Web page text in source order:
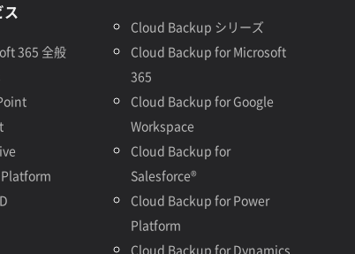
ス
365 全般
Cloud Backup シリーズ
Cloud Backup for Microsoft
365
Cloud Backup for Google
Workspace
Cloud Backup for
Salesforce®
Cloud Backup for Power
Platform
Cloud Backup for Dynamics